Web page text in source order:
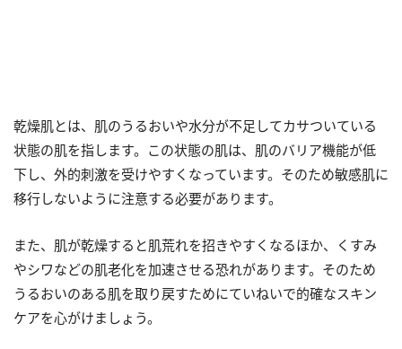
乾燥肌とは、肌のうるおいや水分が不足してカサついている
状態の肌を指します。この状態の肌は、肌のバリア機能が低
下し、外的刺激を受けやすくなっています。そのため敏感肌に
移行しないように注意する必要があります。
また、肌が乾燥すると肌荒れを招きやすくなるほか、くすみ
やシワなどの肌老化を加速させる恐れがあります。そのため
うるおいのある肌を取り戻すためにていねいで的確なスキン
ケアを心がけましょう。